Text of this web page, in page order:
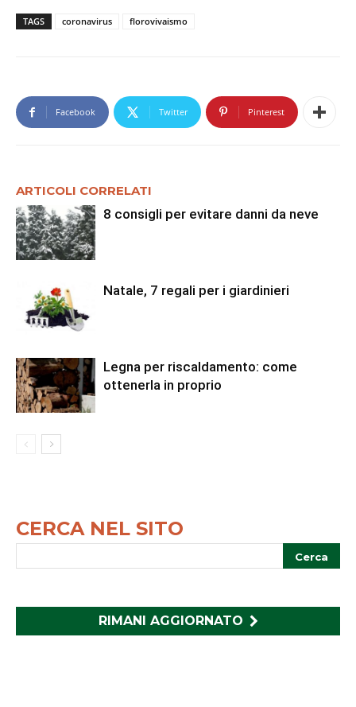
TAGS coronavirus florovivaismo
Facebook Twitter Pinterest
ARTICOLI CORRELATI
8 consigli per evitare danni da neve
Natale, 7 regali per i giardinieri
Legna per riscaldamento: come
ottenerla in proprio
CERCA NEL SITO
RIMANI AGGIORNATO